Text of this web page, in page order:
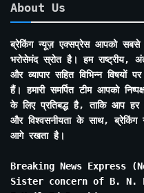
About Us
ब्रेकिंग न्यूज़ एक्सप्रेस आपको
भरोसेमंद स्रोत है। हम राष्ट्रीय,
और व्यापार सहित विभिन्न विषयों
हैं। हमारी समर्पित टीम आपको
के लिए प्रतिबद्ध है, ताकि आप
और विश्वसनीयता के साथ,
आगे रखता है।
Breaking News Express
Sister concern of B. N.